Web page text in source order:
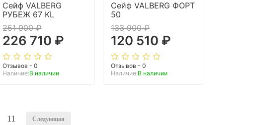
Сейф VALBERG
РУБЕЖ 67 KL
251 900 ₽
226 710 ₽
Отзывов - 0
Наличие:В наличии
Сейф VALBERG ФОРТ
50
133 900 ₽
120 510 ₽
Отзывов - 0
Наличие:В наличии
11 Следующая